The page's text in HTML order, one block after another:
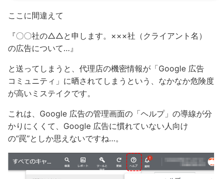
ここに間違えて
『〇〇社の△△と申します。×××社（クライアント名）
の広告について…』
と送ってしまうと、代理店の機密情報が「Google 広告
コミュニティ」に晒されてしまうという、なかなか危険度
が高いミステイクです。
これは、Google 広告の管理画面の「ヘルプ」の導線が分
かりにくくて、Google 広告に慣れていない人向け
の“罠”としか思えないですね…。